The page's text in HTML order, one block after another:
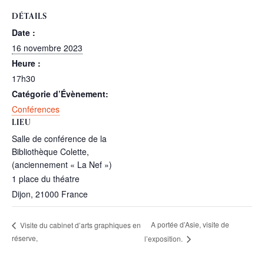
DÉTAILS
Date :
16 novembre 2023
Heure :
17h30
Catégorie d’Évènement:
Conférences
LIEU
Salle de conférence de la
Bibliothèque Colette,
(anciennement « La Nef »)
1 place du théatre
Dijon, 21000 France
Visite du cabinet d’arts graphiques en
réserve,
A portée d’Asie, visite de
l’exposition.